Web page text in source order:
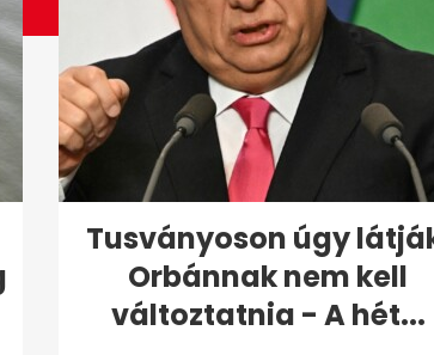
Tusványoson úgy
Orbánnak nem kell
változtatnia - A hét...